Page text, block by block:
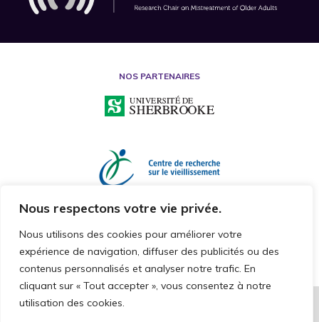
Nous respectons votre vie privée.
Nous utilisons des cookies pour améliorer votre
expérience de navigation, diffuser des publicités ou des
contenus personnalisés et analyser notre trafic. En
cliquant sur « Tout accepter », vous consentez à notre
utilisation des cookies.
NOS PARTENAIRES
2026 © CHAIRE DE RECHERCHE SUR LA MALTRAITANCE ENVERS LES